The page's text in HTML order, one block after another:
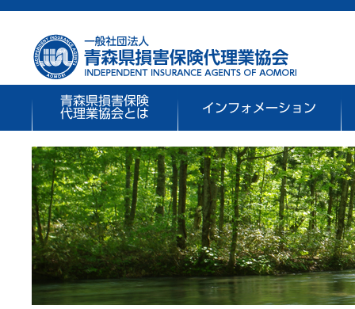
青森県損害保険
代理業協会とは
インフォメーション